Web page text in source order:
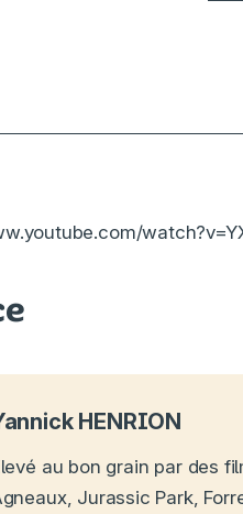
HENRION
au bon grain par des
Jurassic Park,